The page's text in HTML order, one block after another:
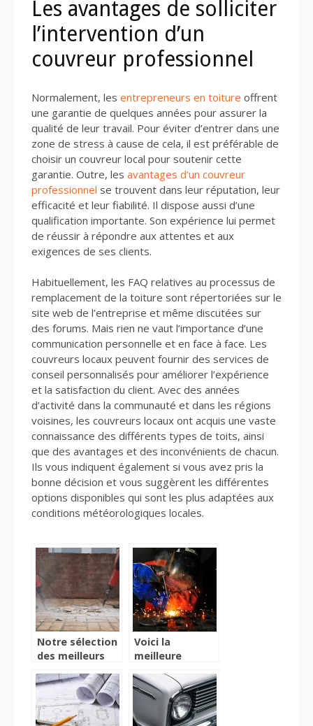
Les avantages de solliciter
l’intervention d’un
couvreur professionnel
Normalement, les entrepreneurs en toiture offrent
une garantie de quelques années pour assurer la
qualité de leur travail. Pour éviter d’entrer dans une
zone de stress à cause de cela, il est préférable de
choisir un couvreur local pour soutenir cette
garantie. Outre, les avantages d’un couvreur
professionnel se trouvent dans leur réputation, leur
efficacité et leur fiabilité. Il dispose aussi d’une
qualification importante. Son expérience lui permet
de réussir à répondre aux attentes et aux
exigences de ses clients.
Habituellement, les FAQ relatives au processus de
remplacement de la toiture sont répertoriées sur le
site web de l’entreprise et même discutées sur
des forums. Mais rien ne vaut l’importance d’une
communication personnelle et en face à face. Les
couvreurs locaux peuvent fournir des services de
conseil personnalisés pour améliorer l’expérience
et la satisfaction du client. Avec des années
d’activité dans la communauté et dans les régions
voisines, les couvreurs locaux ont acquis une vaste
connaissance des différents types de toits, ainsi
que des avantages et des inconvénients de chacun.
Ils vous indiquent également si vous avez pris la
bonne décision et vous suggèrent les différentes
options disponibles qui sont les plus adaptées aux
conditions météorologiques locales.
Notre sélection
des meilleurs
piqueurs
Voici la
meilleure
faire des
soudures